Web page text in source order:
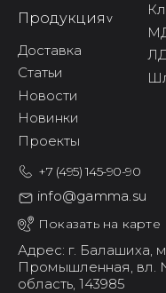
Продукция^
Доставка
Статьи
Новости
Новинки
Проекты
+7 (495) 145-90-90
info@gamma.su
Показать на карте
Адрес: г. Балашиха,
Промышленная, вл.
область, 143985